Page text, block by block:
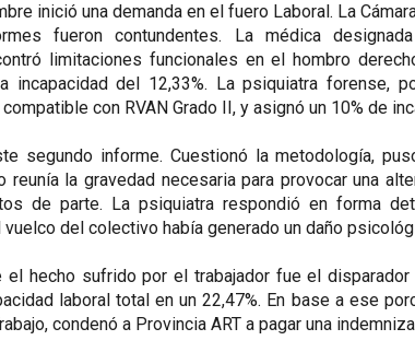
inició una demanda en el fuero Laboral. La
fueron contundentes. La médica
limitaciones funcionales en el hombro
incapacidad del 12,33%. La psiquiatra forense,
con RVAN Grado II, y asignó un 10% de
segundo informe. Cuestionó la metodología,
reunía la gravedad necesaria para provocar una
de parte. La psiquiatra respondió en forma
del colectivo había generado un daño
el hecho sufrido por el trabajador fue el
laboral total en un 22,47%. En base a ese
condenó a Provincia ART a pagar una